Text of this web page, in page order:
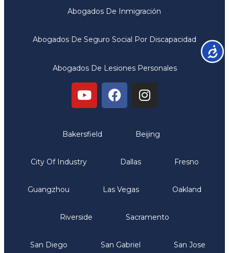
Abogados De Inmigración
Abogados De Seguro Social Por Discapacidad
Abogados De Lesiones Personales
Bakersfield Beijing
City Of Industry Dallas Fresno
Guangzhou Las Vegas Oakland
Riverside Sacramento
San Diego San Gabriel San Jose